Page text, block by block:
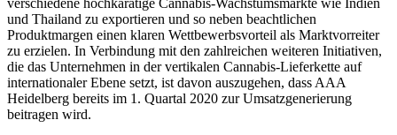
und Thailand zu exportieren und so neben beachtlichen
Produktmargen einen klaren Wettbewerbsvorteil als Marktvorreiter
zu erzielen. In Verbindung mit den zahlreichen weiteren Initiativen,
die das Unternehmen in der vertikalen Cannabis-Lieferkette auf
internationaler Ebene setzt, ist davon auszugehen, dass AAA
Heidelberg bereits im 1. Quartal 2020 zur Umsatzgenerierung
beitragen wird.